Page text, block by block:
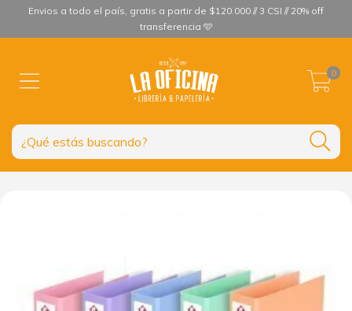
Envios a todo el país, gratis a partir de $120.000 // 3 CSI // 20% off
transferencia 🩵
0